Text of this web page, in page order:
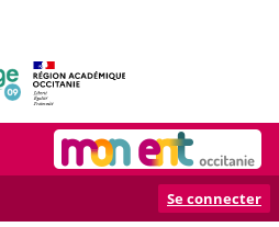
Se connecter